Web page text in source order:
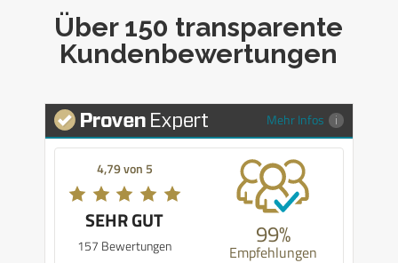
Über 150 transparente
Kundenbewertungen
Mehr Infos
4,79 von 5
SEHR GUT
157 Bewertungen 99%
Empfehlungen